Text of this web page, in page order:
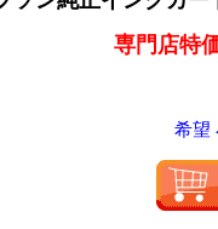
専門店特
希望